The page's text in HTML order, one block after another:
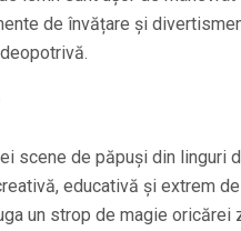
de învățare și
scene de păpuși din linguri
educativă și extrem
un strop de magie oricărei